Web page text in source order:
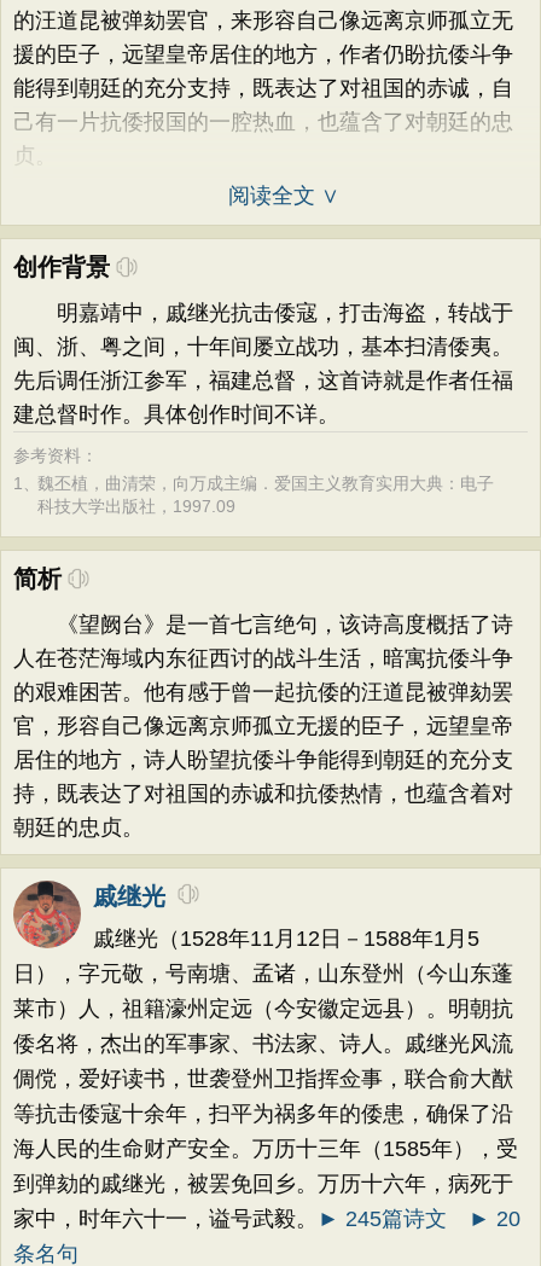
的汪道昆被弹劾罢官，来形容自己像远离京师孤立无
援的臣子，远望皇帝居住的地方，作者仍盼抗倭斗争
能得到朝廷的充分支持，既表达了对祖国的赤诚，自
己有一片抗倭报国的一腔热血，也蕴含了对朝廷的忠
贞。
阅读全文 ∨
创作背景
明嘉靖中，戚继光抗击倭寇，打击海盗，转战于
闽、浙、粤之间，十年间屡立战功，基本扫清倭夷。
先后调任浙江参军，福建总督，这首诗就是作者任福
建总督时作。具体创作时间不详。
参考资料：
1、魏丕植，曲清荣，向万成主编．爱国主义教育实用大典：电子
科技大学出版社，1997.09
简析
《望阙台》是一首七言绝句，该诗高度概括了诗
人在苍茫海域内东征西讨的战斗生活，暗寓抗倭斗争
的艰难困苦。他有感于曾一起抗倭的汪道昆被弹劾罢
官，形容自己像远离京师孤立无援的臣子，远望皇帝
居住的地方，诗人盼望抗倭斗争能得到朝廷的充分支
持，既表达了对祖国的赤诚和抗倭热情，也蕴含着对
朝廷的忠贞。
戚继光
戚继光（1528年11月12日－1588年1月5
日），字元敬，号南塘、孟诸，山东登州（今山东蓬
莱市）人，祖籍濠州定远（今安徽定远县）。明朝抗
倭名将，杰出的军事家、书法家、诗人。戚继光风流
倜傥，爱好读书，世袭登州卫指挥佥事，联合俞大猷
等抗击倭寇十余年，扫平为祸多年的倭患，确保了沿
海人民的生命财产安全。万历十三年（1585年），受
到弹劾的戚继光，被罢免回乡。万历十六年，病死于
家中，时年六十一，谥号武毅。
► 245篇诗文
► 20
条名句